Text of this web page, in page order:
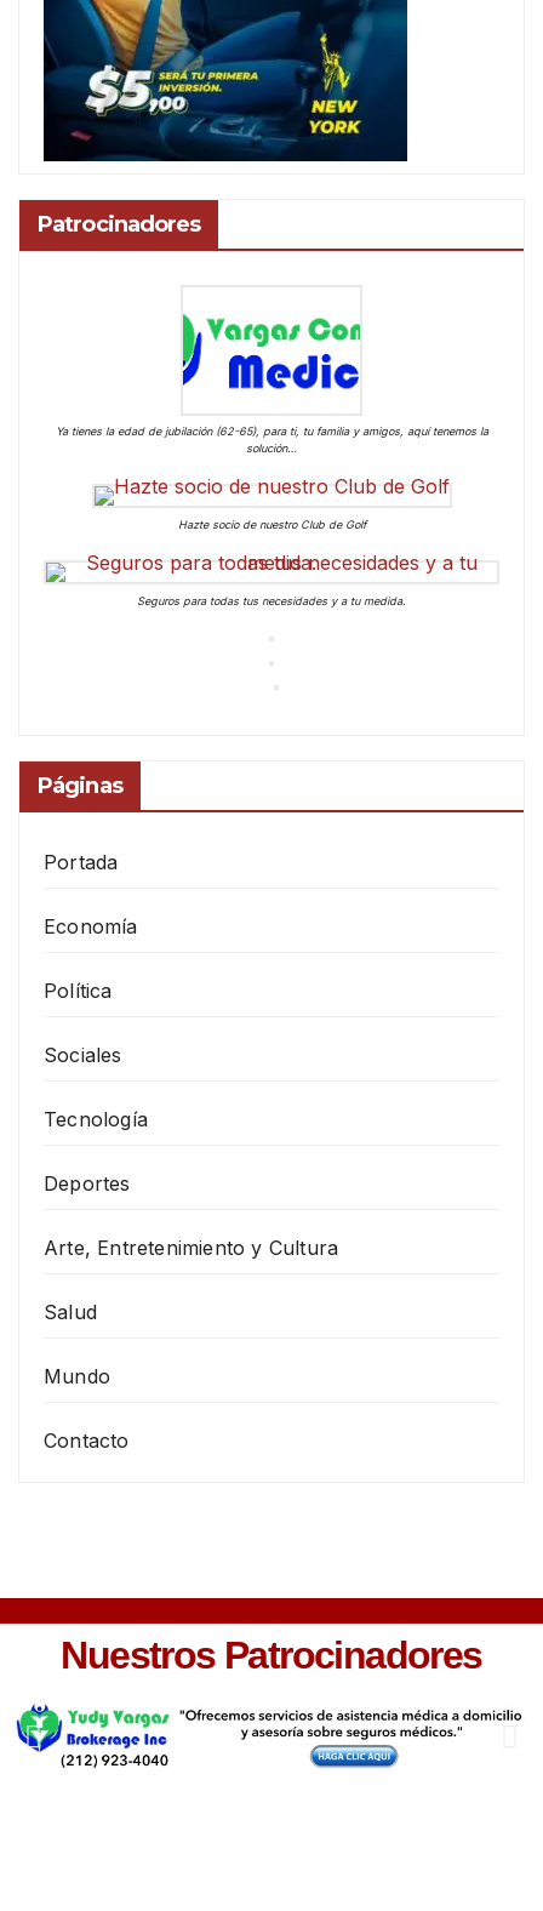
Patrocinadores
Ya tienes la edad de jubilación (62-65), para ti, tu familia y amigos, aquí tenemos la
solución…
Hazte socio de nuestro Club de Golf
Seguros para todas tus necesidades y a tu medida.
Páginas
Portada
Economía
Política
Sociales
Tecnología
Deportes
Arte, Entretenimiento y Cultura
Salud
Mundo
Contacto
Nuestros Patrocinadores